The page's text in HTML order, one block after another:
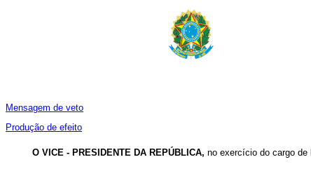
Mensagem de veto
Produção de efeito
O VICE - PRESIDENTE DA REPÚBLICA, no exercício do cargo de